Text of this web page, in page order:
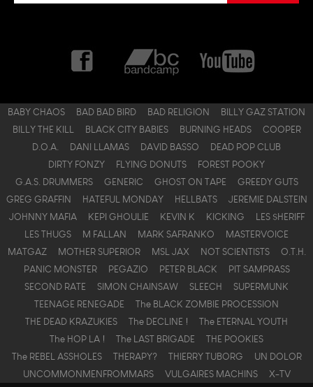
BABY CHAOS BAD BAD BIRD BAD RELIGION
BILLY GAZ STATION
BILLY THE KILL
BLACK CITY BABIES BURNING HEADS
COOPER
D.O.A.
DANI LLAMAS DAVID BASSO
DEAD POP CLUB
DIRTY FONZY
FLYING DONUTS
FOREST POOKY
G.A.S. DRUMMERS
GENERIC GHOST ON TAPE
GREEDY GUTS
GREG GRAFFIN
HATEFUL MONDAY HELLBATS
JEREMIE DALSTEIN
JOHNNY MAFIA
KEPI GHOULIE KEVIN K KICKING
LES $HERIFF
LES THUGS
M FALLAN MARK SAFRANKO
MASTERVOICE
MATGAZ
MOTHER SUPERIOR MSL JAX NOT SCIENTISTS
O.T.H.
PANIC MONSTER
PEGAZIO PETER BLACK
PIT SAMPRASS
SECOND RATE
SIMON CHAINSAW SLEECH
SUPERMUNK
TEENAGE RENEGADE
The BLACK ZOMBIE PROCESSION
THE DEAD KRAZUKIES
The DECLINE !
The ETERNAL YOUTH
The HOP LA !
The LAST BRIGADE
THE POOKIES
The REBEL ASSHOLES
THERAPY? THIERRY TUBORG
UN DOLOR
UNCOMMONMENFROMMARS
VULGAIRES MACHINS X-TV